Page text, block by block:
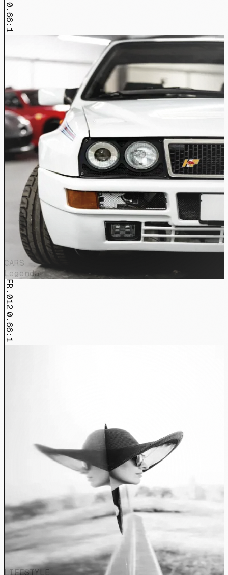
0.66:1
CARS
Legenda
FR.012
0.66:1
LIFESTYLE